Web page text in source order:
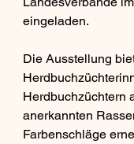
eingeladen.
Die Ausstellung
Herdbuchzüchtern
anerkannten
Farbenschläge